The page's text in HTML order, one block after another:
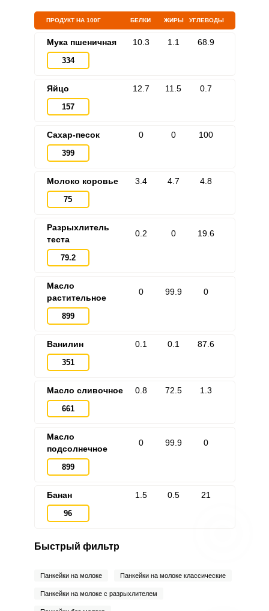
ПРОДУКТ НА 100Г БЕЛКИ ЖИРЫ УГЛЕВОДЫ
Мука пшеничная
334
10.3 1.1 68.9
Яйцо
157
12.7 11.5 0.7
Сахар-песок
399
0 0 100
Молоко коровье
75
3.4 4.7 4.8
Разрыхлитель
теста
79.2
0.2 0 19.6
Масло
растительное
899
0 99.9 0
Ванилин
351
0.1 0.1 87.6
Масло сливочное
661
0.8 72.5 1.3
Масло
подсолнечное
899
0 99.9 0
Банан
96
1.5 0.5 21
Быстрый фильтр
Панкейки на молоке Панкейки на молоке классические
Панкейки на молоке с разрыхлителем